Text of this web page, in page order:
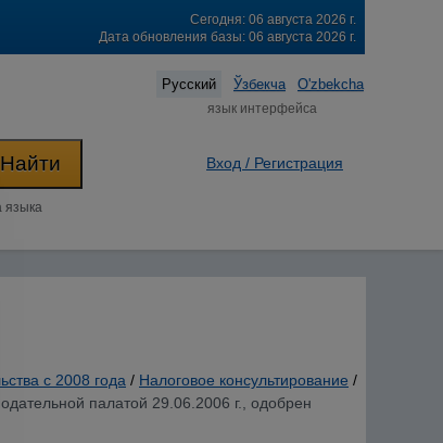
Сегодня: 06 августа 2026 г.
Дата обновления базы: 06 августа 2026 г.
Русский Ўзбекча O'zbekcha
язык интерфейса
языка
Вход / Регистрация
с 2008 года / Налоговое консультирование /
палатой 29.06.2006 г., одобрен